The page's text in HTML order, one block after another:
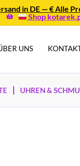
in DE — € Alle
Shop
UNS
UHREN &